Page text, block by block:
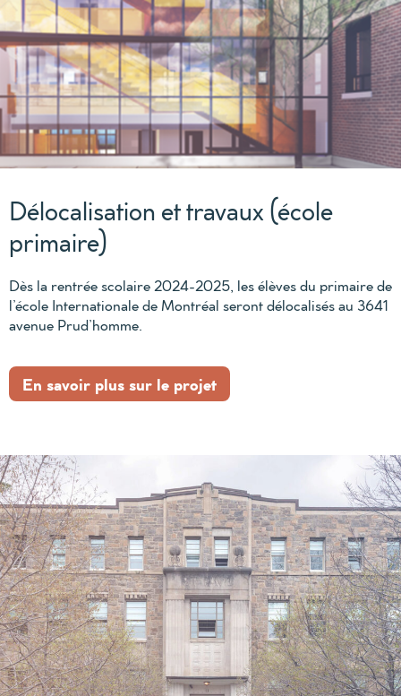
Délocalisation et travaux (école
primaire)
Dès la rentrée scolaire 2024-2025, les élèves du primaire de
l’école Internationale de Montréal seront délocalisés au 3641
avenue Prud’homme.
En savoir plus sur le projet